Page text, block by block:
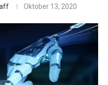
Oktober 13, 2020